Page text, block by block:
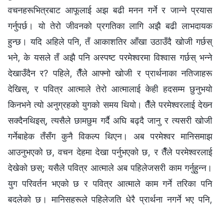
वचनहरूभित्रबाट आफूलाई अझ बढी मनन गर्ने र जान्‍ने प्रयास
गर्नुपर्छ। यो तेरो जीवनको प्रगतिका लागि अझै बढी लाभदायक
हुन्छ। यदि अहिले पनि, तँ आकाशतिर आँखा उठाउँदै खोजी गर्छस्
भने, के यसले तँ अझै पनि अस्पष्ट परमेश्‍वरमा विश्‍वास गर्छस् भन्‍ने
देखाउँदैन र? पहिले, तैँले आफ्नो खोजी र प्रार्थनाका नतिजाहरू
देखिस्, र पवित्र आत्माले तेरो आत्मालाई केही हदसम्म छुनुभयो
किनभने त्यो अनुग्रहको युगको समय थियो। तैँले परमेश्‍वरलाई देख्‍न
सक्दैनथिइस्, त्यसैले छामछुम गर्दै अघि बढ्दै जानु र त्यसरी खोजी
गर्नेबाहेक तँसँग कुनै विकल्‍प थिएन। अब परमेश्‍वर मानिसमाझ
आउनुभएको छ, वचन देहमा देखा पर्नुभएको छ, र तैँले परमेश्‍वरलाई
देखेको छस्; यसैले पवित्र आत्माले अब पहिलेजसरी काम गर्नुहुन्‍न।
युग परिवर्तन भएको छ र पवित्र आत्माले काम गर्ने तरिका पनि
बदलेको छ। मानिसहरूले पहिलेजति धेरै प्रार्थना नगर्ने भए पनि,